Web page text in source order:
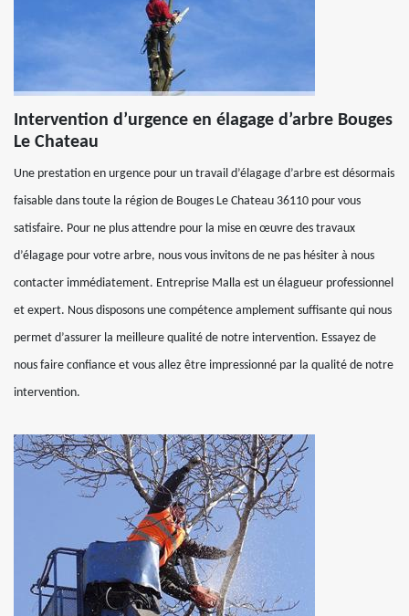
Intervention d’urgence en élagage d’arbre Bouges
Le Chateau
Une prestation en urgence pour un travail d’élagage d’arbre est désormais
faisable dans toute la région de Bouges Le Chateau 36110 pour vous
satisfaire. Pour ne plus attendre pour la mise en œuvre des travaux
d’élagage pour votre arbre, nous vous invitons de ne pas hésiter à nous
contacter immédiatement. Entreprise Malla est un élagueur professionnel
et expert. Nous disposons une compétence amplement suffisante qui nous
permet d’assurer la meilleure qualité de notre intervention. Essayez de
nous faire confiance et vous allez être impressionné par la qualité de notre
intervention.